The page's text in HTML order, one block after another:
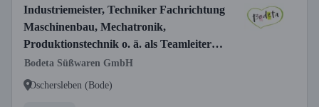
Industriemeister, Techniker Fachrichtung
Maschinenbau, Mechatronik,
Produktionstechnik o. ä. als Teamleiter
Technik & Instandhaltung (m/w/d)
Bodeta Süßwaren GmbH
Oschersleben (Bode)